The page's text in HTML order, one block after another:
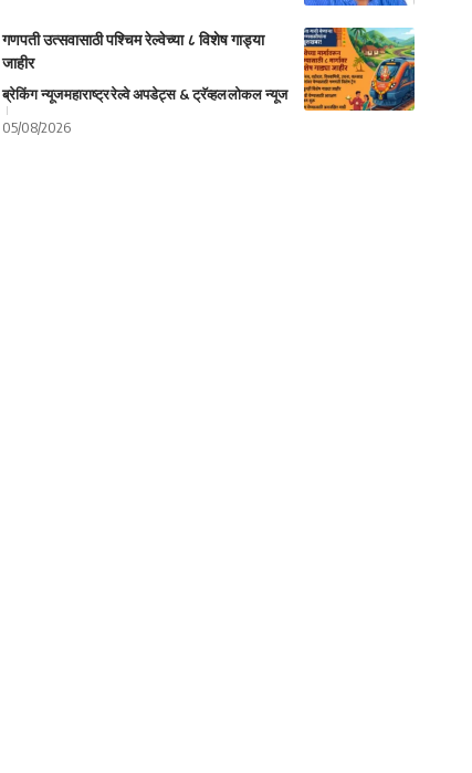
गणपती उत्सवासाठी पश्चिम रेल्वेच्या ८ विशेष गाड्या
जाहीर
ब्रेकिंग न्यूजमहाराष्ट्ररेल्वे अपडेट्स & ट्रॅव्हललोकल न्यूज
05/08/2026